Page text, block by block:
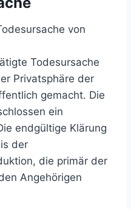
von
Todesursache
Privatsphäre der
gemacht. Die
ein
endgültige Klärung
der
die primär der
Angehörigen